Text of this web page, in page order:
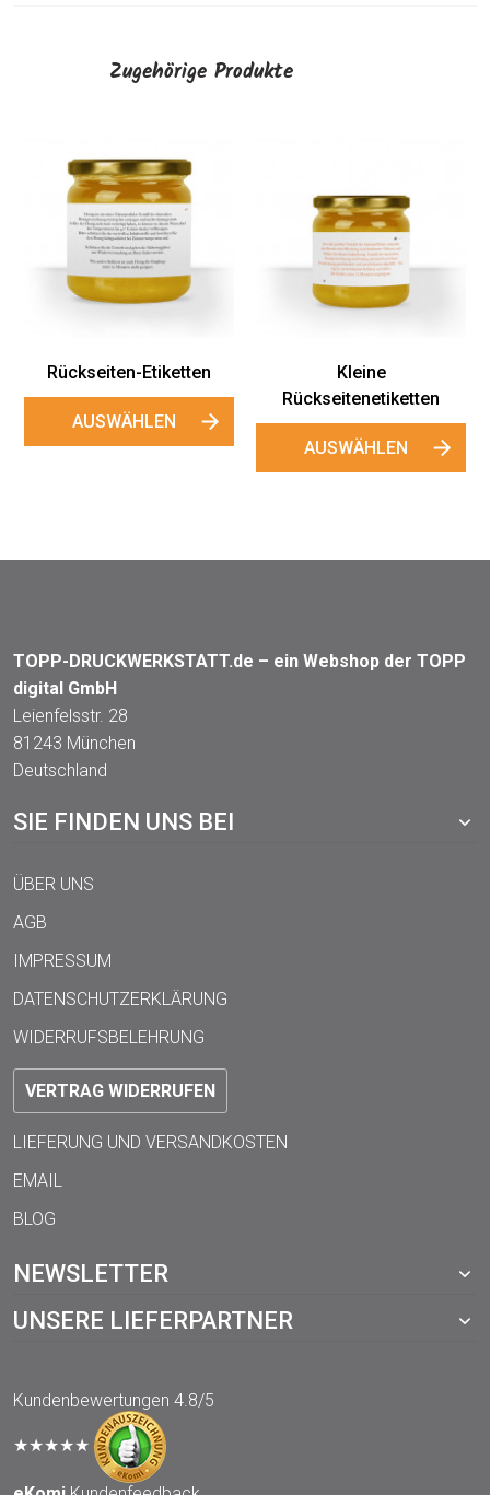
Zugehörige Produkte
Rückseiten-Etiketten
AUSWÄHLEN
Kleine
Rückseitenetiketten
AUSWÄHLEN
TOPP-DRUCKWERKSTATT.de – ein Webshop der TOPP
digital GmbH
Leienfelsstr. 28
81243 München
Deutschland
SIE FINDEN UNS BEI
ÜBER UNS
AGB
IMPRESSUM
DATENSCHUTZERKLÄRUNG
WIDERRUFSBELEHRUNG
VERTRAG WIDERRUFEN
LIEFERUNG UND VERSANDKOSTEN
EMAIL
BLOG
NEWSLETTER
UNSERE LIEFERPARTNER
Kundenbewertungen 4.8/5
★★★★★